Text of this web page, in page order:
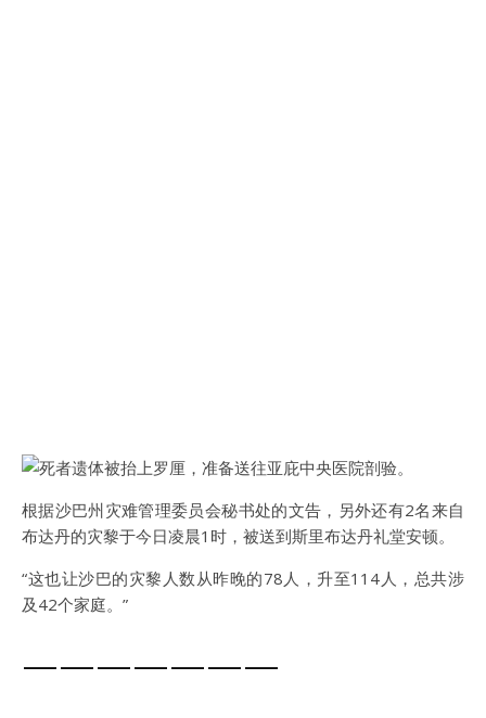
根据沙巴州灾难管理委员会秘书处的文告，另外还有2名来自
布达丹的灾黎于今日凌晨1时，被送到斯里布达丹礼堂安顿。
“这也让沙巴的灾黎人数从昨晚的78人，升至114人，总共涉
及42个家庭。”
———————